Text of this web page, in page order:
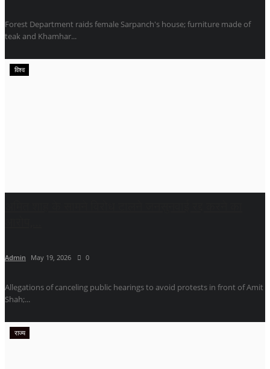
Forest Department raids female Sarpanch's house; furniture made of
teak and Khamhar...
विश्व
Admin May 19, 2026 0
Allegations of canceling public hearings to avoid protests in front of Amit
Shah;...
राज्य